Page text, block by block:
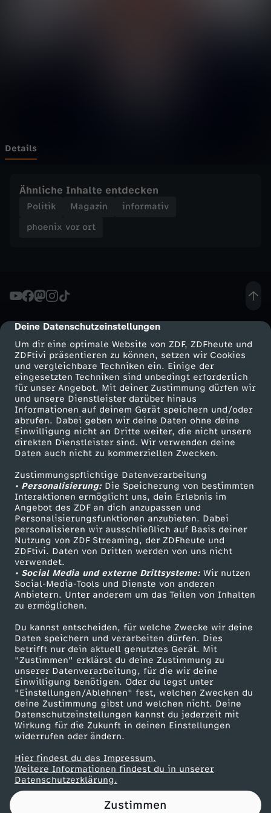
cmp-dialog-description
Deine Datenschutzeinstellungen
Um dir eine optimale Website von ZDF, ZDFheute und
ZDFtivi präsentieren zu können, setzen wir Cookies
und vergleichbare Techniken ein. Einige der
eingesetzten Techniken sind unbedingt erforderlich
für unser Angebot. Mit deiner Zustimmung dürfen wir
und unsere Dienstleister darüber hinaus
Informationen auf deinem Gerät speichern und/oder
abrufen. Dabei geben wir deine Daten ohne deine
Einwilligung nicht an Dritte weiter, die nicht unsere
direkten Dienstleister sind. Wir verwenden deine
Daten auch nicht zu kommerziellen Zwecken.
Zustimmungspflichtige Datenverarbeitung
• Personalisierung:Die Speicherung von bestimmten
Interaktionen ermöglicht uns, dein Erlebnis im
Angebot des ZDF an dich anzupassen und
Personalisierungsfunktionen anzubieten. Dabei
personalisieren wir ausschließlich auf Basis deiner
Nutzung von ZDF Streaming, der ZDFheute und
ZDFtivi. Daten von Dritten werden von uns nicht
verwendet.
• Social Media und externe Drittsysteme:Wir nutzen
Social-Media-Tools und Dienste von anderen
Anbietern. Unter anderem um das Teilen von Inhalten
zu ermöglichen.
Du kannst entscheiden, für welche Zwecke wir deine
Daten speichern und verarbeiten dürfen. Dies
betrifft nur dein aktuell genutztes Gerät. Mit
"Zustimmen" erklärst du deine Zustimmung zu
unserer Datenverarbeitung, für die wir deine
Einwilligung benötigen. Oder du legst unter
"Einstellungen/Ablehnen" fest, welchen Zwecken du
deine Zustimmung gibst und welchen nicht. Deine
Datenschutzeinstellungen kannst du jederzeit mit
Wirkung für die Zukunft in deinen Einstellungen
widerrufen oder ändern.
Hier findest du das Impressum.
Weitere Informationen findest du in unserer
Datenschutzerklärung.
Zustimmen
t
T
r
o
r
i
s
m
u
s
e
x
p
e
r
t
e
z
u
m
Details
Ähnliche Inhalte entdecken
Politik Magazin
informativ
phoenix vor ort
Mehr ZDF
ZDF-Apps
Smart TV
ZDFtext
Livestreams
Sendungen A-Z
TV-Programm
Service
ZDFmitreden
Kontakt zum ZDF
Tickets
Zuschauerservice
Hilfe
ZDF Unternehmen
Karriere
ZDF goes Schule
Werbefernsehen
Mainzelmännchen
Partner